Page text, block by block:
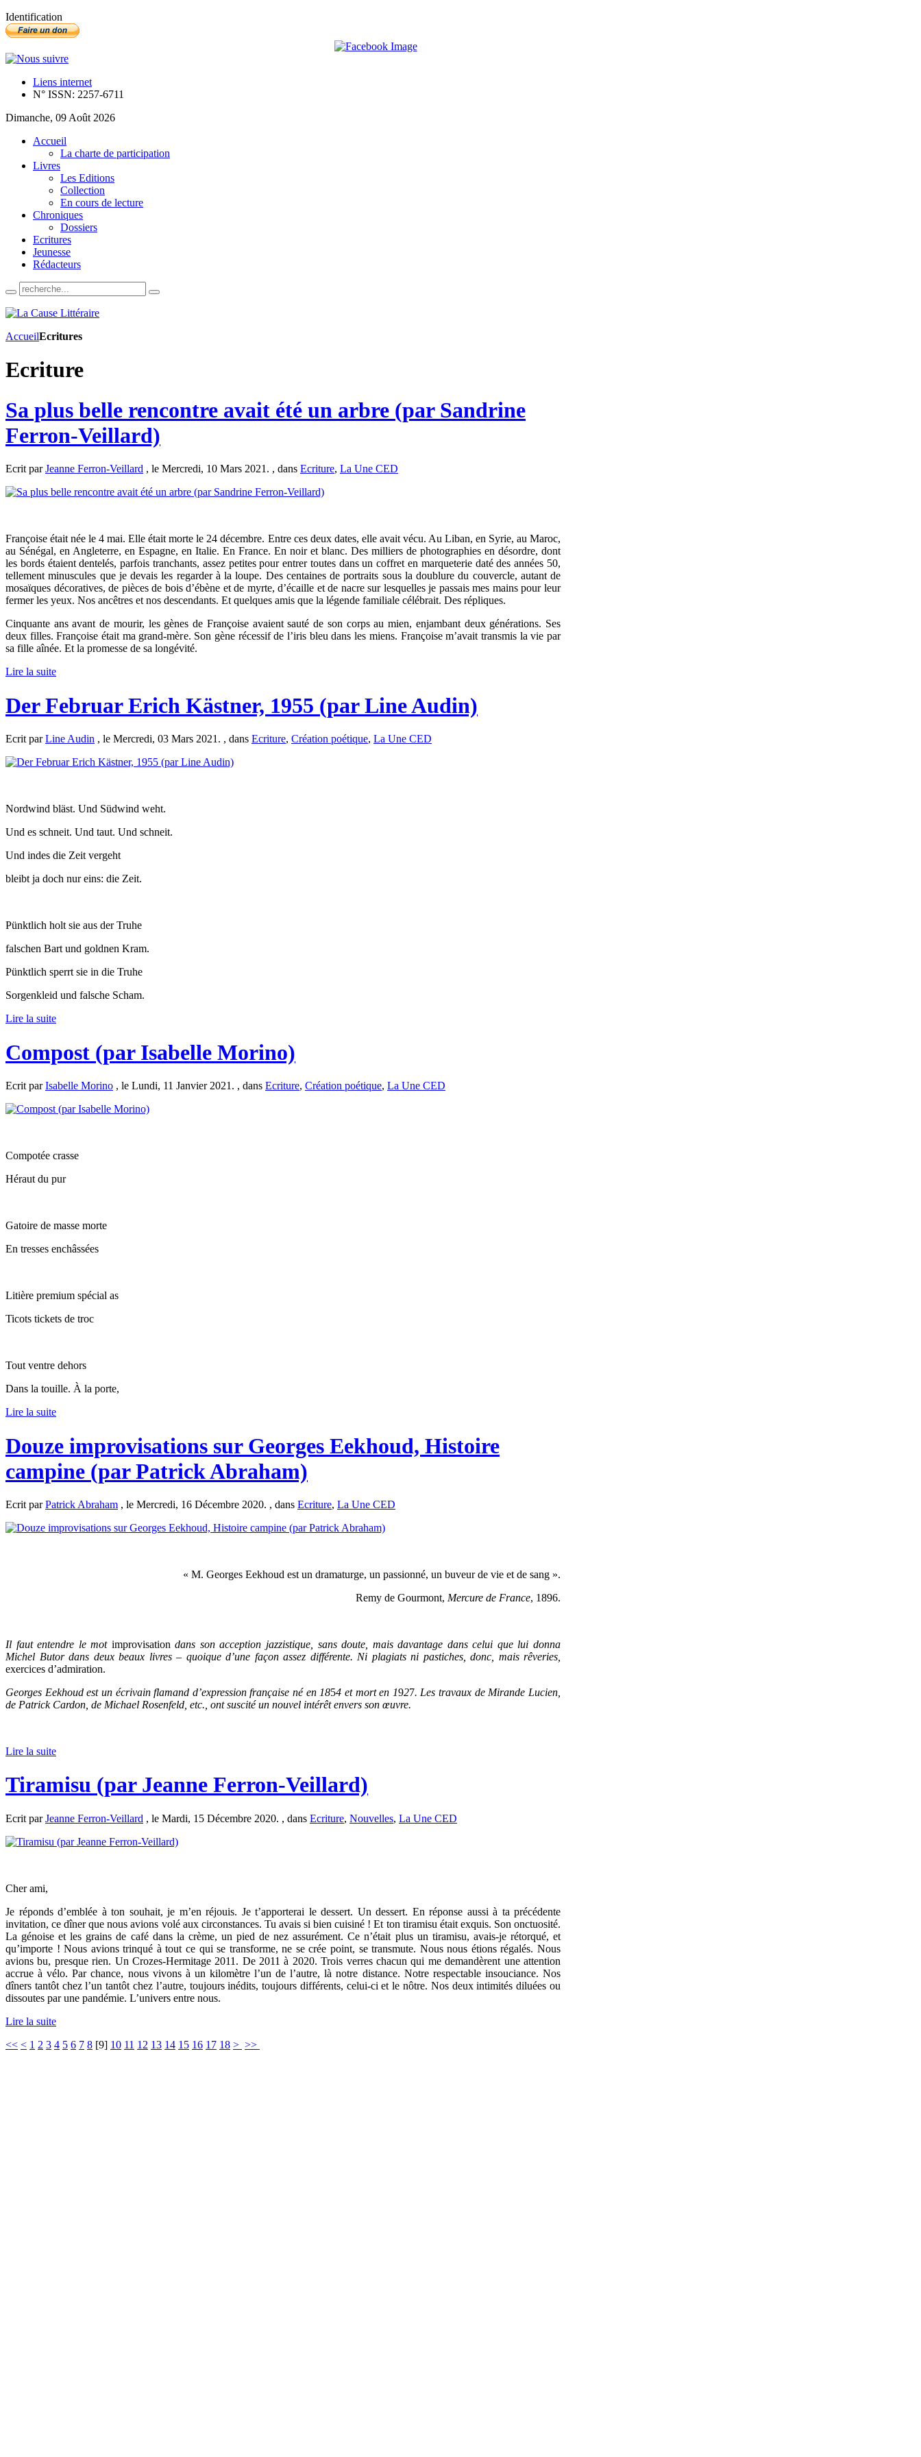
Identification
Liens internet
N° ISSN: 2257-6711
Dimanche, 09 Août 2026
Accueil
La charte de participation
Livres
Les Editions
Collection
En cours de lecture
Chroniques
Dossiers
Ecritures
Jeunesse
Rédacteurs
AccueilEcritures
Ecriture
Sa plus belle rencontre avait été un arbre (par Sandrine
Ferron-Veillard)
Ecrit parJeanne Ferron-Veillard , le Mercredi, 10 Mars 2021. , dans Ecriture, La Une CED
Françoise était née le 4 mai. Elle était morte le 24 décembre. Entre ces deux dates, elle avait vécu. Au Liban, en Syrie, au Maroc,
au Sénégal, en Angleterre, en Espagne, en Italie. En France. En noir et blanc. Des milliers de photographies en désordre, dont
les bords étaient dentelés, parfois tranchants, assez petites pour entrer toutes dans un coffret en marqueterie daté des années 50,
tellement minuscules que je devais les regarder à la loupe. Des centaines de portraits sous la doublure du couvercle, autant de
mosaïques décoratives, de pièces de bois d’ébène et de myrte, d’écaille et de nacre sur lesquelles je passais mes mains pour leur
fermer les yeux. Nos ancêtres et nos descendants. Et quelques amis que la légende familiale célébrait. Des répliques.
Cinquante ans avant de mourir, les gènes de Françoise avaient sauté de son corps au mien, enjambant deux générations. Ses
deux filles. Françoise était ma grand-mère. Son gène récessif de l’iris bleu dans les miens. Françoise m’avait transmis la vie par
sa fille aînée. Et la promesse de sa longévité.
Lire la suite
Der Februar Erich Kästner, 1955 (par Line Audin)
Ecrit parLine Audin , le Mercredi, 03 Mars 2021. , dans Ecriture, Création poétique, La Une CED
Nordwind bläst. Und Südwind weht.
Und es schneit. Und taut. Und schneit.
Und indes die Zeit vergeht
bleibt ja doch nur eins: die Zeit.
Pünktlich holt sie aus der Truhe
falschen Bart und goldnen Kram.
Pünktlich sperrt sie in die Truhe
Sorgenkleid und falsche Scham.
Lire la suite
Compost (par Isabelle Morino)
Ecrit parIsabelle Morino , le Lundi, 11 Janvier 2021. , dans Ecriture, Création poétique, La Une CED
Compotée crasse
Héraut du pur
Gatoire de masse morte
En tresses enchâssées
Litière premium spécial as
Ticots tickets de troc
Tout ventre dehors
Dans la touille. À la porte,
Lire la suite
Douze improvisations sur Georges Eekhoud, Histoire
campine (par Patrick Abraham)
Ecrit parPatrick Abraham , le Mercredi, 16 Décembre 2020. , dans Ecriture, La Une CED
« M. Georges Eekhoud est un dramaturge, un passionné, un buveur de vie et de sang ».
Remy de Gourmont, Mercure de France, 1896.
Il faut entendre le mot improvisation dans son acception jazzistique, sans doute, mais davantage dans celui que lui donna
Michel Butor dans deux beaux livres – quoique d’une façon assez différente. Ni plagiats ni pastiches, donc, mais rêveries,
exercices d’admiration.
Georges Eekhoud est un écrivain flamand d’expression française né en 1854 et mort en 1927. Les travaux de Mirande Lucien,
de Patrick Cardon, de Michael Rosenfeld, etc., ont suscité un nouvel intérêt envers son œuvre.
Lire la suite
Tiramisu (par Jeanne Ferron-Veillard)
Ecrit parJeanne Ferron-Veillard , le Mardi, 15 Décembre 2020. , dans Ecriture, Nouvelles, La Une CED
Cher ami,
Je réponds d’emblée à ton souhait, je m’en réjouis. Je t’apporterai le dessert. Un dessert. En réponse aussi à ta précédente
invitation, ce dîner que nous avions volé aux circonstances. Tu avais si bien cuisiné ! Et ton tiramisu était exquis. Son onctuosité.
La génoise et les grains de café dans la crème, un pied de nez assurément. Ce n’était plus un tiramisu, avais-je rétorqué, et
qu’importe ! Nous avions trinqué à tout ce qui se transforme, ne se crée point, se transmute. Nous nous étions régalés. Nous
avions bu, presque rien. Un Crozes-Hermitage 2011. De 2011 à 2020. Trois verres chacun qui me demandèrent une attention
accrue à vélo. Par chance, nous vivons à un kilomètre l’un de l’autre, là notre distance. Notre respectable insouciance. Nos
dîners tantôt chez l’un tantôt chez l’autre, toujours inédits, toujours différents, celui-ci et le nôtre. Nos deux intimités diluées ou
dissoutes par une pandémie. L’univers entre nous.
Lire la suite
<< < 1 2 3 4 5 6 7 8 [9] 10 11 12 13 14 15 16 17 18 > >>